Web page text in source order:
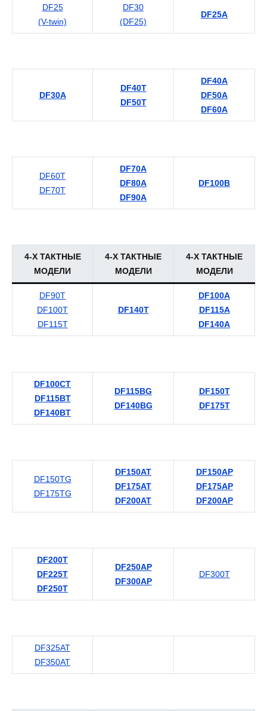
DF25
(V-twin)
DF30
(DF25)
DF25A
DF30A
DF40T
DF50T
DF40A
DF50A
DF60A
DF60T
DF70T
DF70A
DF80A
DF90A
DF100B
4-Х ТАКТНЫЕ
МОДЕЛИ
4-Х ТАКТНЫЕ
МОДЕЛИ
4-Х ТАКТНЫЕ
МОДЕЛИ
DF90T
DF100T
DF115T
DF140T
DF100A
DF115A
DF140A
DF100CT
DF115BT
DF140BT
DF115BG
DF140BG
DF150T
DF175T
DF150TG
DF175TG
DF150AT
DF175AT
DF200AT
DF150AP
DF175AP
DF200AP
DF200T
DF225T
DF250T
DF250AP
DF300AP
DF300T
DF325AT
DF350AT